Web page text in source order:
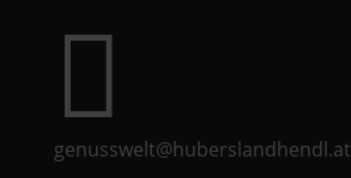

genusswelt@huberslandhendl.at